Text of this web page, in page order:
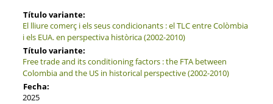
Título variante:
El lliure comerç i els seus condicionants : el TLC entre Colòmbia
i els EUA. en perspectiva històrica (2002-2010)
Título variante:
Free trade and its conditioning factors : the FTA between
Colombia and the US in historical perspective (2002-2010)
Fecha:
2025